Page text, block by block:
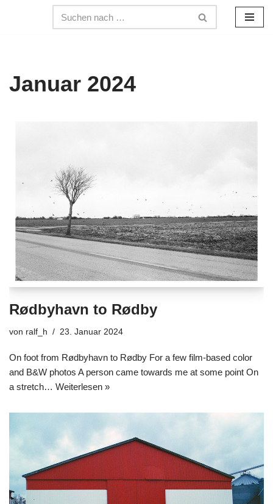
Januar 2024
Rødbyhavn to Rødby
von ralf_h 23. Januar 2024
On foot from Rødbyhavn to Rødby For a few film-based color
and B&W photos A person came towards me at some point On
a stretch… Weiterlesen »